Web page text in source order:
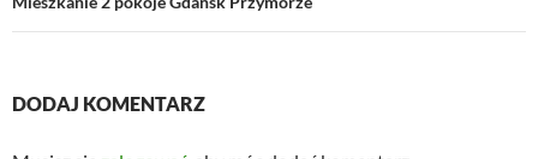
DODAJ KOMENTARZ